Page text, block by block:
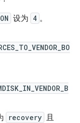
设为 4 。
recovery 且